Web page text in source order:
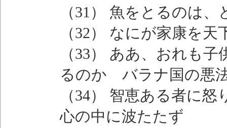
（31） 魚をとるのは
（32） なにが家康を
（33） ああ、おれも
るのか バラナ国の悪
（34） 智恵ある者に
心の中に波たたず